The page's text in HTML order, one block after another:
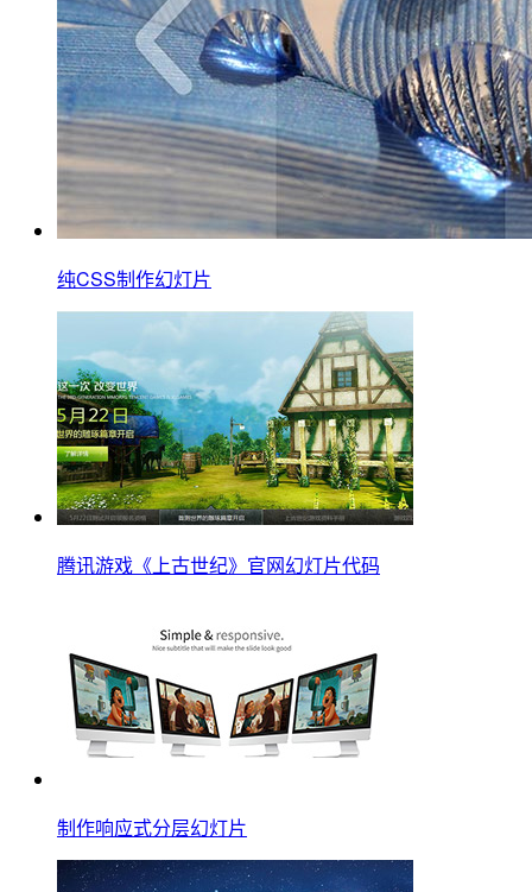
纯CSS制作幻灯片
腾讯游戏《上古世纪》官网幻灯片代码
制作响应式分层幻灯片